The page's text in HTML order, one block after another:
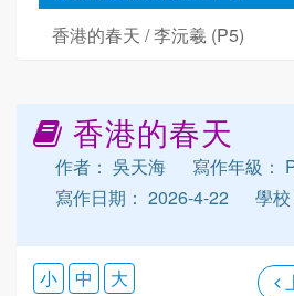
香港的春天 / 李沅羲 (P5)
香港的春天
作者： 吳天海
寫作年級：
寫作日期： 2026-4-22
學校
小 中 大